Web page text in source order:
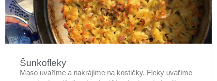
Šunkofleky
Maso uvaříme a nakrájíme na kostičky. Fleky uvaříme